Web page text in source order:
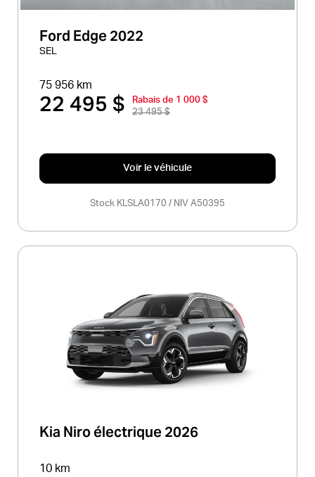
Ford Edge 2022
SEL
75 956 km
22 495 $
Rabais de 1 000 $
23 495 $
Voir le véhicule
Stock KLSLA0170 / NIV A50395
Kia Niro électrique 2026
10 km